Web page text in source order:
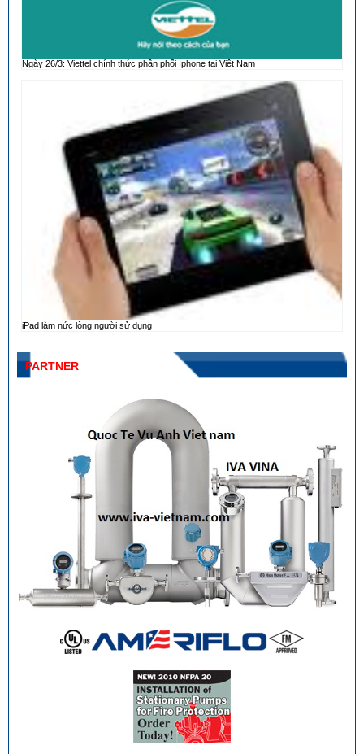
Ngày 26/3: Viettel chính thức phân phối Iphone tại Việt Nam
iPad làm nức lòng người sử dụng
PARTNER